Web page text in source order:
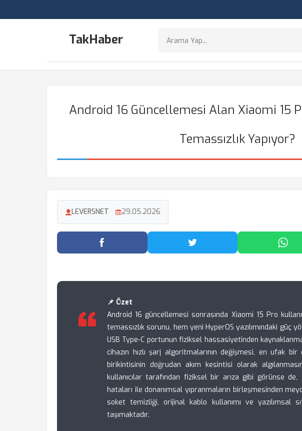
TakHaber
Android 16 Güncellemesi Alan Xiaomi 15
Temassızlık Yapıyor?
LEVERSNET 29.05.2026
Facebook'ta Paylaş Twitter'da Paylaş
📌 Özet
Android 16 güncellemesi sonrasında Xiaomi 15 Pro
temassızlık sorunu, hem yeni HyperOS yazılımındaki güç
USB Type-C portunun fiziksel hassasiyetinden
cihazın hızlı şarj algoritmalarının değişmesi, en ufak
birikintisinin doğrudan akım kesintisi olarak
kullanıcılar tarafından fiziksel bir arıza gibi görünse de,
hataları ile donanımsal yıpranmaların birleşmesinden
soket temizliği, orijinal kablo kullanımı ve yazılımsal
taşımaktadır.